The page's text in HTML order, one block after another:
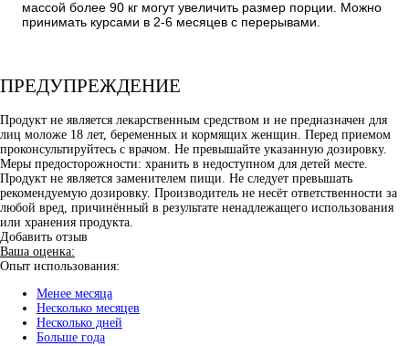
массой более 90 кг могут увеличить размер порции. Можно
принимать курсами в 2-6 месяцев с перерывами.
ПРЕДУПРЕЖДЕНИЕ
Продукт не является лекарственным средством и не предназначен для
лиц моложе 18 лет, беременных и кормящих женщин. Перед приемом
проконсультируйтесь с врачом. Не превышайте указанную дозировку.
Меры предосторожности: хранить в недоступном для детей месте.
Продукт не является заменителем пищи. Не следует превышать
рекомендуемую дозировку. Производитель не несёт ответственности за
любой вред, причинённый в результате ненадлежащего использования
или хранения продукта.
Добавить отзыв
Ваша оценка:
Опыт использования:
Менее месяца
Несколько месяцев
Несколько дней
Больше года